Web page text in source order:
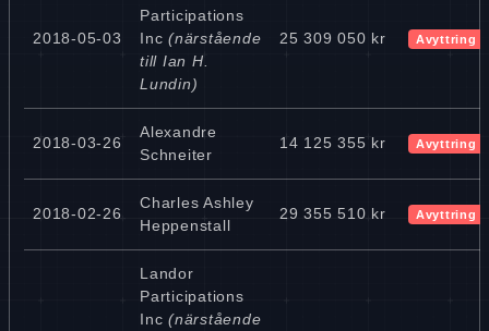
2018-05-03
Participations
Inc (närstående
till Ian H.
Lundin)
25 309 050 kr Avyttring
2018-03-26
Alexandre
Schneiter
14 125 355 kr Avyttring
2018-02-26
Charles Ashley
Heppenstall
29 355 510 kr Avyttring
Landor
Participations
Inc (närstående